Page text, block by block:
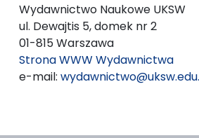
Wydawnictwo Naukowe UKSW
ul. Dewajtis 5, domek nr 2
01-815 Warszawa
Strona WWW Wydawnictwa
e-mail: